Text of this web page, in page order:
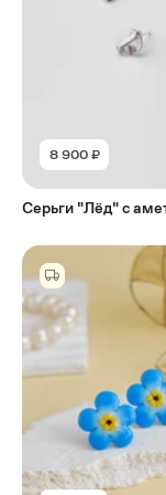
8 900 ₽
Серьги "Лёд" с